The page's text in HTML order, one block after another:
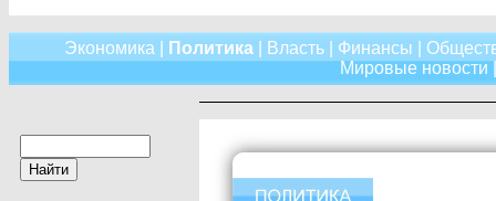
Экономика Политика| Власть| Финансы
Мировые новости